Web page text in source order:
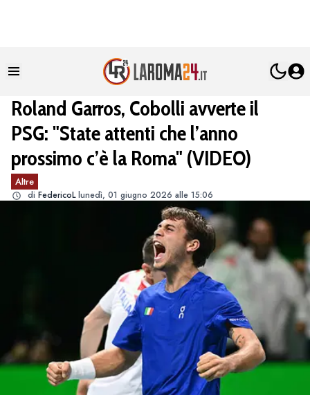
Roland Garros, Cobolli avverte il
PSG: "State attenti che l’anno
prossimo c’è la Roma" (VIDEO)
Altre
di FedericoL lunedì, 01 giugno 2026 alle 15:06